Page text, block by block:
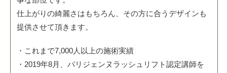
仕上がりの綺麗さはもちろん、その方に合うデザインも
提供させて頂きます。
・これまで7,000人以上の施術実績
・2019年8月、パリジェンヌラッシュリフト認定講師を